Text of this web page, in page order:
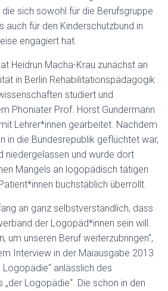
sich sowohl für die Berufsgruppe
auch für den Kinderschutzbund in
engagiert hat.
Heidrun Macha-Krau zunächst an
in Berlin Rehabilitationspädagogik
studiert und
Phoniater Prof. Horst Gundermann
Lehrer*innen gearbeitet. Nachdem
in die Bundesrepublik geflüchtet war,
niedergelassen und wurde dort
Mangels an logopädisch tätigen
buchstäblich überrollt.
an ganz selbstverständlich, dass
der Logopäd*innen sein will.
um unseren Beruf weiterzubringen“,
Interview in der Maiausgabe 2013
anlässlich des
Logopädie“. Die schon in den